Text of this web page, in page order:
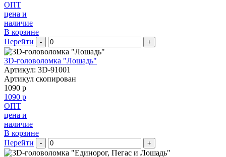
ОПТ
цена и
наличие
В корзине
Перейти
- +
3D-головоломка "Лошадь"
Артикул: 3D-91001
Артикул скопирован
1090 р
1090 р
ОПТ
цена и
наличие
В корзине
Перейти
- +